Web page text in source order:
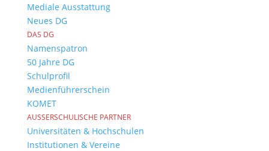
Mediale Ausstattung
Neues DG
DAS DG
Namenspatron
50 Jahre DG
Schulprofil
Medienführerschein
KOMET
AUSSERSCHULISCHE PARTNER
Universitäten & Hochschulen
Institutionen & Vereine